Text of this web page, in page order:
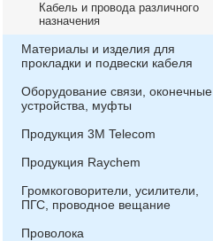
Кабель и провода различного
назначения
Материалы и изделия для
прокладки и подвески кабеля
Оборудование связи, оконечные
устройства, муфты
Продукция 3М Telecom
Продукция Raychem
Громкоговорители, усилители,
ПГС, проводное вещание
Проволока